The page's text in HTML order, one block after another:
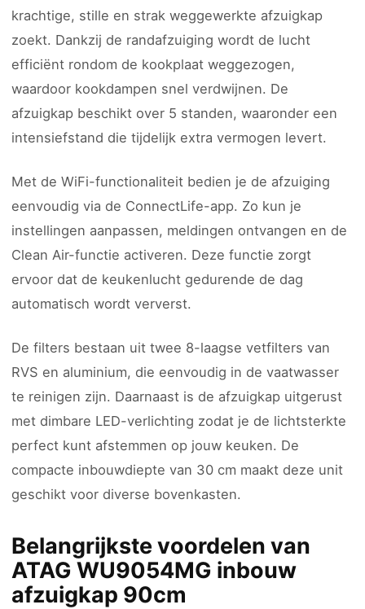
krachtige, stille en strak weggewerkte afzuigkap
zoekt. Dankzij de randafzuiging wordt de lucht
efficiënt rondom de kookplaat weggezogen,
waardoor kookdampen snel verdwijnen. De
afzuigkap beschikt over 5 standen, waaronder een
intensiefstand die tijdelijk extra vermogen levert.
Met de WiFi-functionaliteit bedien je de afzuiging
eenvoudig via de ConnectLife-app. Zo kun je
instellingen aanpassen, meldingen ontvangen en de
Clean Air-functie activeren. Deze functie zorgt
ervoor dat de keukenlucht gedurende de dag
automatisch wordt ververst.
De filters bestaan uit twee 8-laagse vetfilters van
RVS en aluminium, die eenvoudig in de vaatwasser
te reinigen zijn. Daarnaast is de afzuigkap uitgerust
met dimbare LED-verlichting zodat je de lichtsterkte
perfect kunt afstemmen op jouw keuken. De
compacte inbouwdiepte van 30 cm maakt deze unit
geschikt voor diverse bovenkasten.
Belangrijkste voordelen van
ATAG WU9054MG inbouw
afzuigkap 90cm